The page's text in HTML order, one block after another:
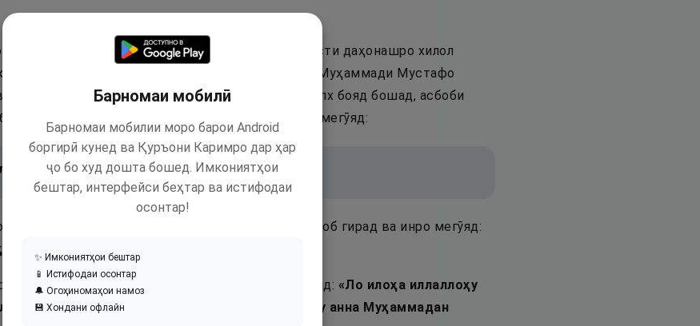
гирифта, бо ду ангуштонаш тарафҳои чапу рости даҳонашро хилол
афзал аст. Мисвок суннати пайғамбарамон Муҳаммади Мустафо
саллам буд, 14 хосият дорад. Мисвок аз чӯби талх бояд бошад, асбоби
ҷои мисвок ба кор бурдан мумкин аст ва инро мегӯяд:
ъалийил ъазим».
ба муболиға (яъне, обро то димоғаш кашад) об гирад ва инро мегӯяд:
ъало динил илом
мешӯяд ва калимаи тайиба ва шаҳодатро мегӯяд: «Ло илоҳа иллаллоҳу
Ашҳаду алло илоҳа иллаллоҳу ва ашҳаду анна Муҳаммадан
Барномаи мобилӣ
Барномаи мобилии моро барои Android
боргирӣ кунед ва Қуръони Каримро дар ҳар
ҷо бо худ дошта бошед. Имкониятҳои
бештар, интерфейси беҳтар ва истифодаи
осонтар!
✨ Имкониятҳои бештар
📱 Истифодаи осонтар
🔔 Огоҳиномаҳои намоз
💾 Хондани офлайн